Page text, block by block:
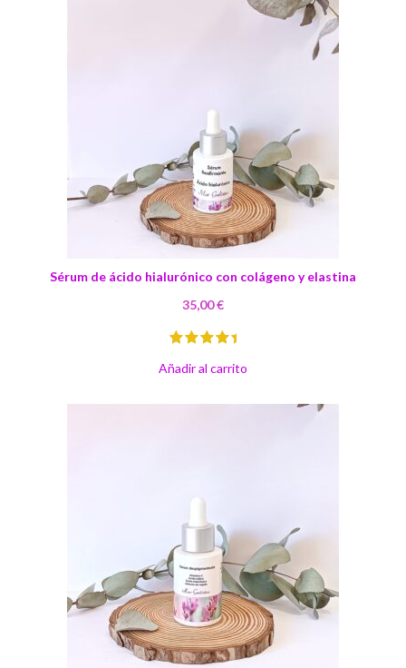
Sérum de ácido hialurónico con colágeno y elastina
35,00€
Añadir al carrito